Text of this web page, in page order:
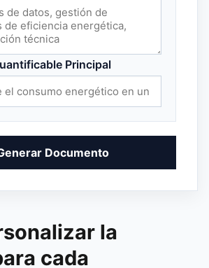
Principal
Documento
la
cada